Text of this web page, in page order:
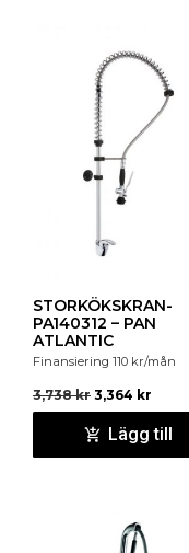
STORKÖKSKRAN-
PA140312 – PAN
ATLANTIC
Finansiering 110 kr/mån
3,738kr 3,364 kr
Lägg till